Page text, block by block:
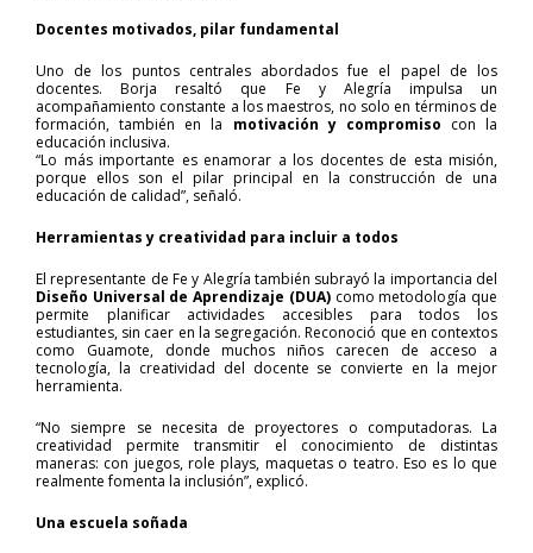
Docentes motivados, pilar fundamental
Uno de los puntos centrales abordados fue el papel de los
docentes. Borja resaltó que Fe y Alegría impulsa un
acompañamiento constante a los maestros, no solo en términos de
formación, también en la motivación y compromiso con la
educación inclusiva.
“Lo más importante es enamorar a los docentes de esta misión,
porque ellos son el pilar principal en la construcción de una
educación de calidad”, señaló.
Herramientas y creatividad para incluir a todos
El representante de Fe y Alegría también subrayó la importancia del
Diseño Universal de Aprendizaje (DUA)como metodología que
permite planificar actividades accesibles para todos los
estudiantes, sin caer en la segregación. Reconoció que en contextos
como Guamote, donde muchos niños carecen de acceso a
tecnología, la creatividad del docente se convierte en la mejor
herramienta.
“No siempre se necesita de proyectores o computadoras. La
creatividad permite transmitir el conocimiento de distintas
maneras: con juegos, role plays, maquetas o teatro. Eso es lo que
realmente fomenta la inclusión”, explicó.
Una escuela soñada